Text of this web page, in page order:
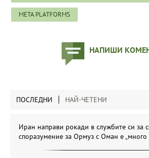
META PLATFORMS
НАПИШИ
ПОСЛЕДНИ НАЙ-ЧЕТЕНИ
Иран направи рокади в службите си за
споразумение за Ормуз с Оман е „много